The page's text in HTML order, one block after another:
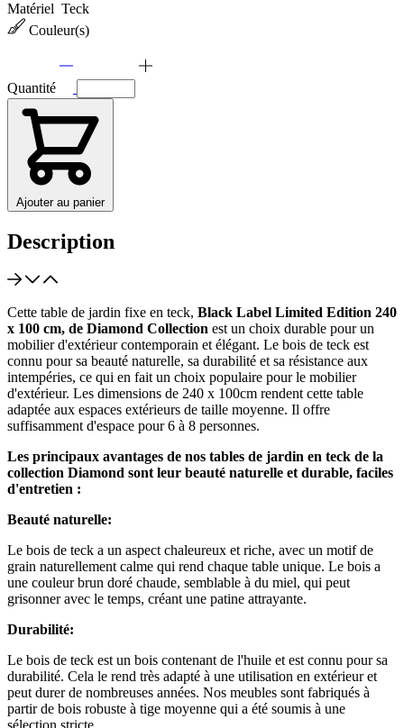
Matériel Teck
Couleur(s)
Quantité
Ajouter au panier
Description
Cette table de jardin fixe en teck, Black Label Limited Edition 240
x 100 cm, de Diamond Collection est un choix durable pour un
mobilier d'extérieur contemporain et élégant. Le bois de teck est
connu pour sa beauté naturelle, sa durabilité et sa résistance aux
intempéries, ce qui en fait un choix populaire pour le mobilier
d'extérieur. Les dimensions de 240 x 100cm rendent cette table
adaptée aux espaces extérieurs de taille moyenne. Il offre
suffisamment d'espace pour 6 à 8 personnes.
Les principaux avantages de nos tables de jardin en teck de la
collection Diamond sont leur beauté naturelle et durable, faciles
d'entretien :
Beauté naturelle:
Le bois de teck a un aspect chaleureux et riche, avec un motif de
grain naturellement calme qui rend chaque table unique. Le bois a
une couleur brun doré chaude, semblable à du miel, qui peut
grisonner avec le temps, créant une patine attrayante.
Durabilité:
Le bois de teck est un bois contenant de l'huile et est connu pour sa
durabilité. Cela le rend très adapté à une utilisation en extérieur et
peut durer de nombreuses années. Nos meubles sont fabriqués à
partir de bois robuste à tige moyenne qui a été soumis à une
sélection stricte.